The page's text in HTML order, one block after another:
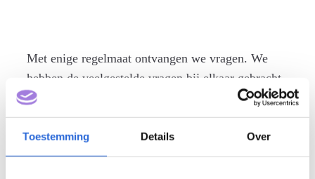
Toestemming Details Over
Met enige regelmaat ontvangen we vragen. We
hebben de veelgestelde vragen bij elkaar gebracht.